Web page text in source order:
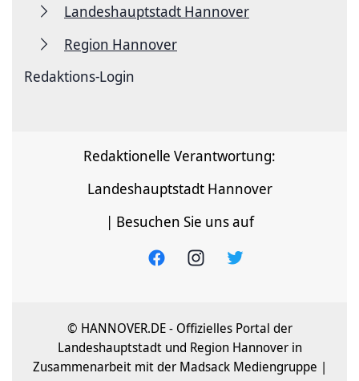
Landeshauptstadt Hannover
Region Hannover
Redaktions-Login
Redaktionelle Verantwortung:
Landeshauptstadt Hannover
| Besuchen Sie uns auf
© HANNOVER.DE - Offizielles Portal der
Landeshauptstadt und Region Hannover in
Zusammenarbeit mit der Madsack Mediengruppe |